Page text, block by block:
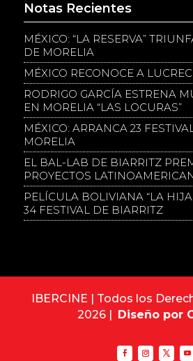
Notas Recientes
MÉXICO: “LA RESERVA”
DE MORELIA
MÉXICO RECONOCE A
RODRIGO GARCÍA ESTRENA
EN MORELIA “LAS LOCURAS”
MÉXICO: ARRANCA 23
MORELIA
EL BAL-LAB DE BIARRITZ
PROYECTOS
PELÍCULA BOLIVIANA “LA
34 FESTIVAL DE BIARRITZ
IBERCINE | Todos los
2026 | Diseño por